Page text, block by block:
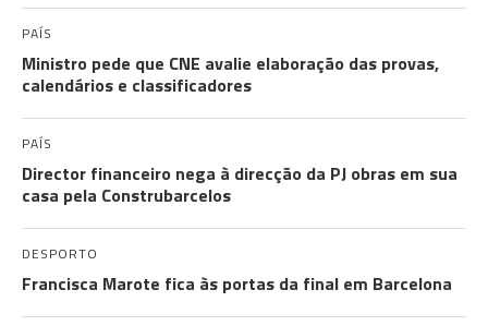
PAÍS
Ministro pede que CNE avalie elaboração das provas,
calendários e classificadores
PAÍS
Director financeiro nega à direcção da PJ obras em sua
casa pela Construbarcelos
DESPORTO
Francisca Marote fica às portas da final em Barcelona